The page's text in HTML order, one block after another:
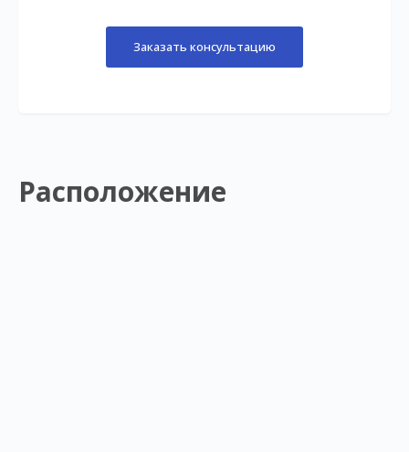
Заказать консультацию
Расположение